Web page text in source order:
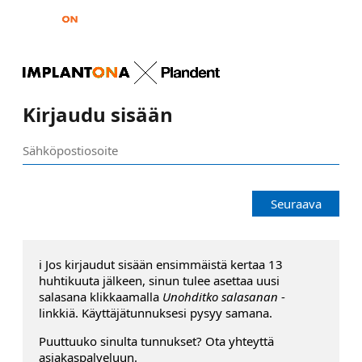
Kirjaudu sisään
Seuraava
ℹ️ Jos kirjaudut sisään ensimmäistä kertaa 13
huhtikuuta jälkeen, sinun tulee asettaa uusi
salasana klikkaamalla Unohditko salasanan -
linkkiä. Käyttäjätunnuksesi pysyy samana.
Puuttuuko sinulta tunnukset? Ota yhteyttä
asiakaspalveluun.